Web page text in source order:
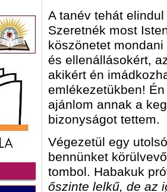
A tanév tehát
Szeretnék most
köszönetet
és ellenállásokért,
akikért én
emlékezetükben!
ajánlom annak a
bizonyságot tettem.
Végezetül egy
bennünket
tombol. Habakuk
őszinte lelkű, de az